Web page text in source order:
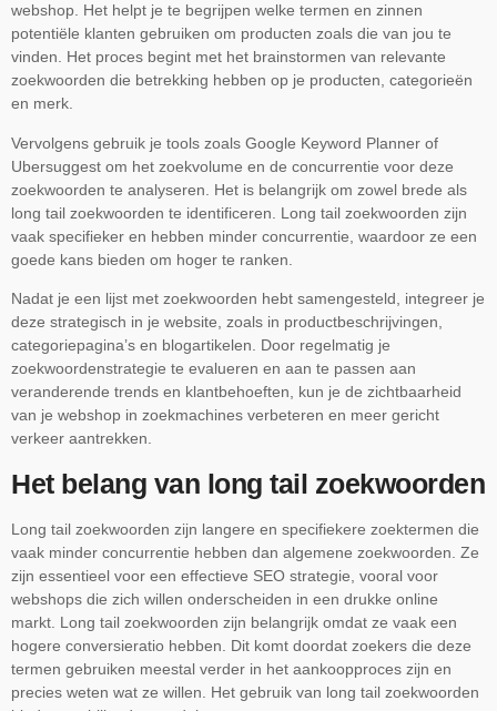
webshop. Het helpt je te begrijpen welke termen en zinnen
potentiële klanten gebruiken om producten zoals die van jou te
vinden. Het proces begint met het brainstormen van relevante
zoekwoorden die betrekking hebben op je producten, categorieën
en merk.
Vervolgens gebruik je tools zoals Google Keyword Planner of
Ubersuggest om het zoekvolume en de concurrentie voor deze
zoekwoorden te analyseren. Het is belangrijk om zowel brede als
long tail zoekwoorden te identificeren. Long tail zoekwoorden zijn
vaak specifieker en hebben minder concurrentie, waardoor ze een
goede kans bieden om hoger te ranken.
Nadat je een lijst met zoekwoorden hebt samengesteld, integreer je
deze strategisch in je website, zoals in productbeschrijvingen,
categoriepagina’s en blogartikelen. Door regelmatig je
zoekwoordenstrategie te evalueren en aan te passen aan
veranderende trends en klantbehoeften, kun je de zichtbaarheid
van je webshop in zoekmachines verbeteren en meer gericht
verkeer aantrekken.
Het belang van long tail zoekwoorden
Long tail zoekwoorden zijn langere en specifiekere zoektermen die
vaak minder concurrentie hebben dan algemene zoekwoorden. Ze
zijn essentieel voor een effectieve SEO strategie, vooral voor
webshops die zich willen onderscheiden in een drukke online
markt. Long tail zoekwoorden zijn belangrijk omdat ze vaak een
hogere conversieratio hebben. Dit komt doordat zoekers die deze
termen gebruiken meestal verder in het aankoopproces zijn en
precies weten wat ze willen. Het gebruik van long tail zoekwoorden